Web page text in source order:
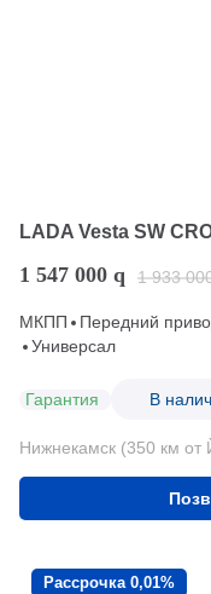
LADA Vesta SW
1 547 000 q 1 933
МКПП Передний
Универсал
Гарантия В
Нижнекамск (350 км
Рассрочка 0,01%